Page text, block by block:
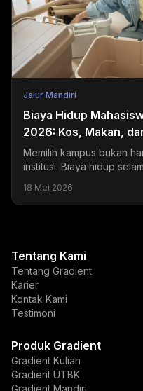
Jalur Mandiri
Biaya Hidup
2026: Kos, Makan,
Memilih kampus bukan
institusi. Biaya hidup
18 Mei 2026
Tentang Kami
Tentang Gradient
Karier
Kontak Kami
Testimoni
Produk Gradient
Gradient Kuliah
Gradient UTBK
Gradient Mandiri